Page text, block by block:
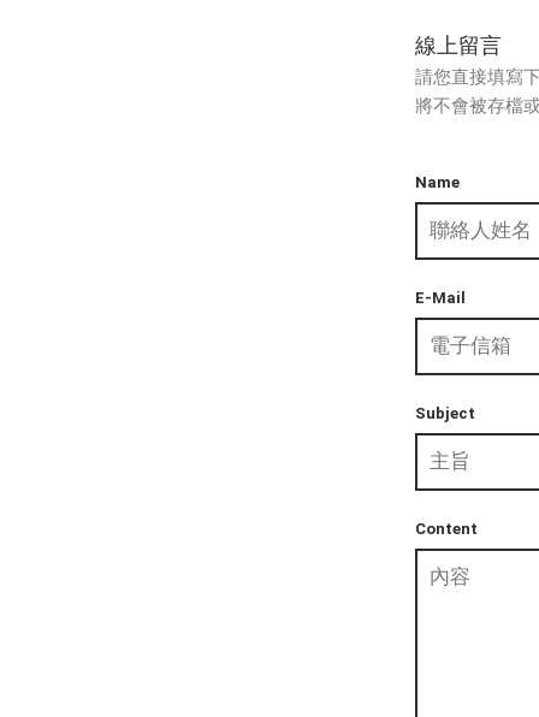
線上留言
請您直接填寫
將不會被存檔
Name
E-Mail
Subject
Content